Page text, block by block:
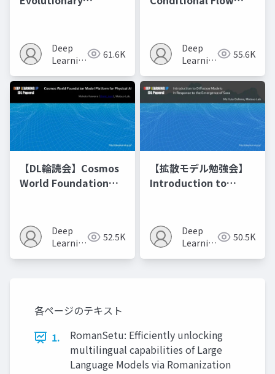
Recipes モデルマージ
の進化的最適化
Deep
Learning
61.6K
Deep
Learning
55.6K
【DL輪読会】Cosmos
World Foundation
Deep
Learning
52.5K
【拡散モデル勉強会】
Introduction to
Deep
Learning
50.5K
各ページのテキスト
1.
RomanSetu: Efficiently unlocking
multilingual capabilities of Large
Language Models via Romanization